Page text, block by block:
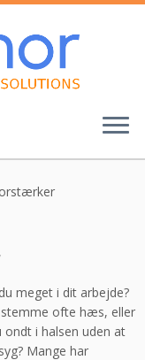
meget i dit arbejde?
stemme ofte hæs, eller
ondt i halsen uden at
Mange har